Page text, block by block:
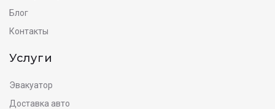
Блог
Контакты
Услуги
Эвакуатор
Доставка авто